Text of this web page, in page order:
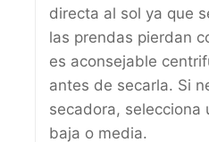
directa al sol ya que
las prendas pierdan
es aconsejable
antes de secarla. Si
secadora, selecciona
baja o media.